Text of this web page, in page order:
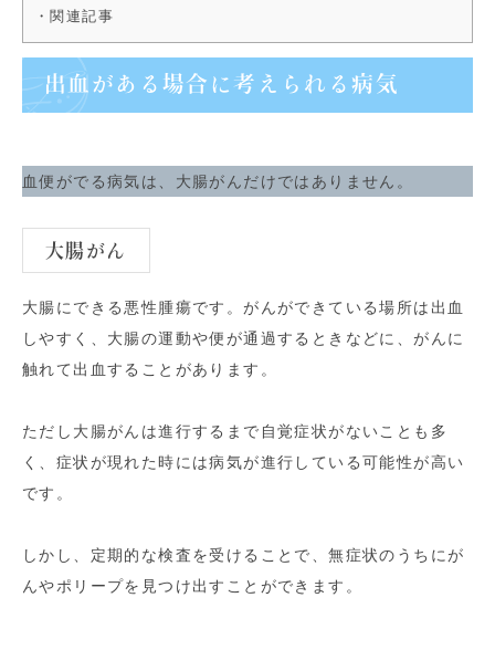
・関連記事
出血がある場合に考えられる病気
血便がでる病気は、大腸がんだけではありません。
大腸がん
大腸にできる悪性腫瘍です。がんができている場所は出血
しやすく、大腸の運動や便が通過するときなどに、がんに
触れて出血することがあります。
ただし大腸がんは進行するまで自覚症状がないことも多
く、症状が現れた時には病気が進行している可能性が高い
です。
しかし、定期的な検査を受けることで、無症状のうちにが
んやポリープを見つけ出すことができます。